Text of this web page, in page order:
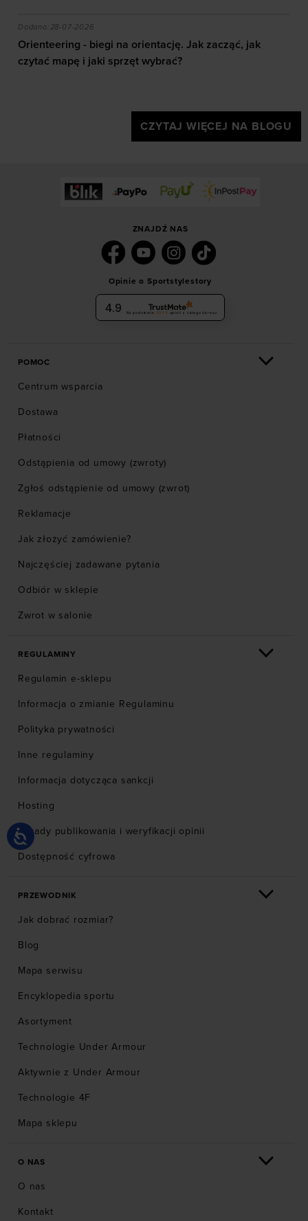
efekty daje trening?
Orienteering - biegi na orientację. Jak zacząć, jak
Dodano:28-07-2026
Orienteering - biegi na orientację. Jak zacząć, jak
czytać mapę i jaki sprzęt wybrać?
CZYTAJ WIĘCEJ NA BLOGU
ZNAJDŹ NAS
Opinie o Sportstylestory
4.9 Na podstawie 6036 opinii z całego okresu
POMOC
Centrum wsparcia
Dostawa
Płatności
Odstąpienia od umowy (zwroty)
Zgłoś odstąpienie od umowy (zwrot)
Reklamacje
Jak złożyć zamówienie?
Najczęściej zadawane pytania
Odbiór w sklepie
Zwrot w salonie
REGULAMINY
Regulamin e-sklepu
Informacja o zmianie Regulaminu
Polityka prywatności
Inne regulaminy
Informacja dotycząca sankcji
Hosting
Zasady publikowania i weryfikacji opinii
Dostępność cyfrowa
PRZEWODNIK
Jak dobrać rozmiar?
Blog
Mapa serwisu
Encyklopedia sportu
Asortyment
Technologie Under Armour
Aktywnie z Under Armour
Technologie 4F
Mapa sklepu
O NAS
O nas
Kontakt